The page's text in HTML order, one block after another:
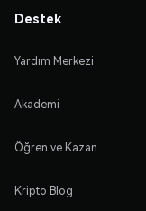
Destek
Yardım Merkezi
Akademi
Öğren ve Kazan
Kripto Blog